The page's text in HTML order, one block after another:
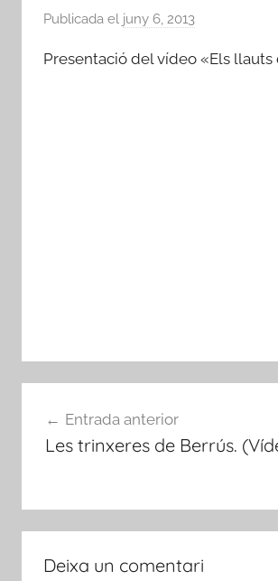
Publicada el juny 6, 2013
r
a
E
b
r
Presentació del vídeo «Els llauts
d'entrades
Entrada anterior
Les trinxeres de Berrús.
Deixa un comentari